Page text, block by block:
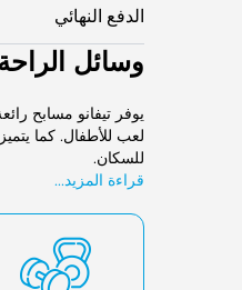
الدفع النهائي
وسائل
يوفر تيفانو مسابح
لعب للأطفال. كما
للسكان.
قراءة المزيد...